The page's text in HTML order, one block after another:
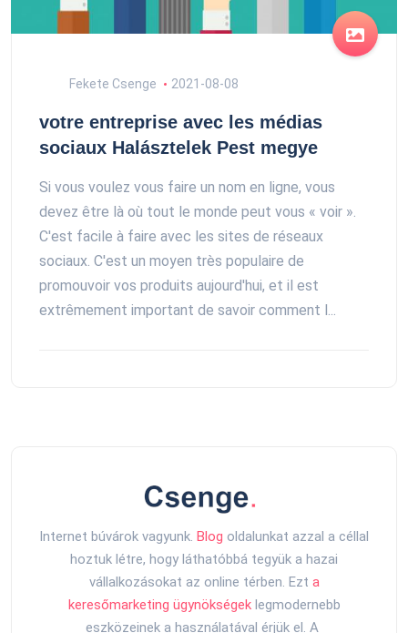
Fekete Csenge 2021-08-08
votre entreprise avec les médias
sociaux Halásztelek Pest megye
Si vous voulez vous faire un nom en ligne, vous
devez être là où tout le monde peut vous « voir ».
C'est facile à faire avec les sites de réseaux
sociaux. C'est un moyen très populaire de
promouvoir vos produits aujourd'hui, et il est
extrêmement important de savoir comment l...
Internet búvárok vagyunk. Blog oldalunkat azzal a céllal
hoztuk létre, hogy láthatóbbá tegyük a hazai
vállalkozásokat az online térben. Ezt a
keresőmarketing ügynökségeklegmodernebb
eszközeinek a használatával érjük el. A